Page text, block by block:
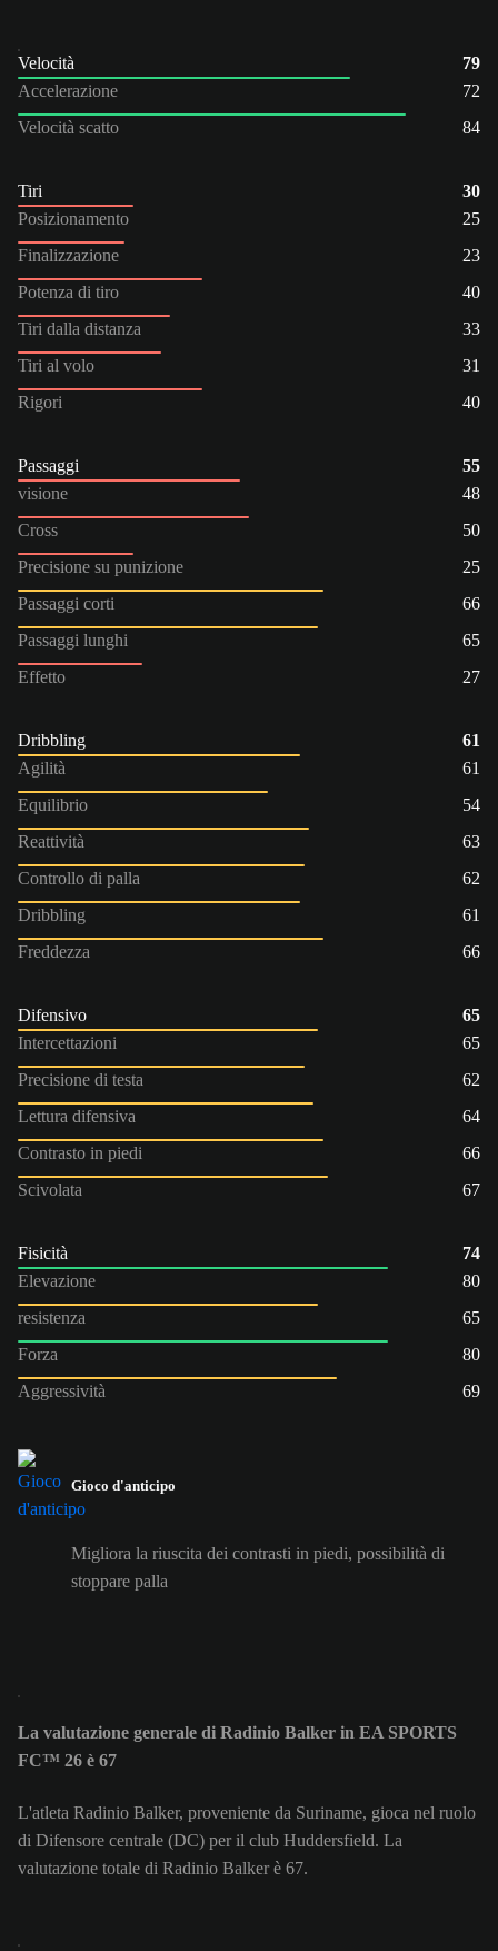
Velocità
79
Accelerazione
72
Velocità scatto
84
Tiri
30
Posizionamento
25
Finalizzazione
23
Potenza di tiro
40
Tiri dalla distanza
33
Tiri al volo
31
Rigori
40
Passaggi
55
visione
48
Cross
50
Precisione su punizione
25
Passaggi corti
66
Passaggi lunghi
65
Effetto
27
Dribbling
61
Agilità
61
Equilibrio
54
Reattività
63
Controllo di palla
62
Dribbling
61
Freddezza
66
Difensivo
65
Intercettazioni
65
Precisione di testa
62
Lettura difensiva
64
Contrasto in piedi
66
Scivolata
67
Fisicità
74
Elevazione
80
resistenza
65
Forza
80
Aggressività
69
Gioco d'anticipo
Migliora la riuscita dei contrasti in piedi, possibilità di
stoppare palla
La valutazione generale di Radinio Balker in EA SPORTS
FC™ 26 è 67
L'atleta Radinio Balker, proveniente da Suriname, gioca nel ruolo
di Difensore centrale (DC) per il club Huddersfield. La
valutazione totale di Radinio Balker è 67.